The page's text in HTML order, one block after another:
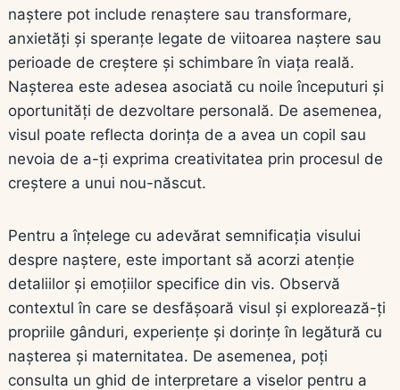
naștere pot include renaștere sau transformare,
anxietăți și speranțe legate de viitoarea naștere sau
perioade de creștere și schimbare în viața reală.
Nașterea este adesea asociată cu noile începuturi și
oportunități de dezvoltare personală. De asemenea,
visul poate reflecta dorința de a avea un copil sau
nevoia de a-ți exprima creativitatea prin procesul de
creștere a unui nou-născut.
Pentru a înțelege cu adevărat semnificația visului
despre naștere, este important să acorzi atenție
detaliilor și emoțiilor specifice din vis. Observă
contextul în care se desfășoară visul și explorează-ți
propriile gânduri, experiențe și dorințe în legătură cu
nașterea și maternitatea. De asemenea, poți
consulta un ghid de interpretare a viselor pentru a